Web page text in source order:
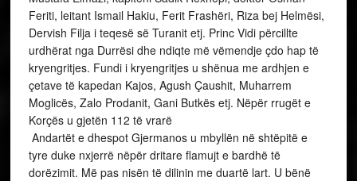
Feriti, leitant Ismail Hakiu, Ferit Frashëri, Riza bej Helmësi,
Dervish Filja i teqesë së Turanit etj. Princ Vidi përcillte
urdhërat nga Durrësi dhe ndiqte më vëmendje çdo hap të
kryengritjes. Fundi i kryengritjes u shënua me ardhjen e
çetave të kapedan Kajos, Agush Çaushit, Muharrem
Moglicës, Zalo Prodanit, Gani Butkës etj. Nëpër rrugët e
Korçës u gjetën 112 të vrarë
Andartët e dhespot Gjermanos u mbyllën në shtëpitë e
tyre duke nxjerrë nëpër dritare flamujt e bardhë të
dorëzimit. Më pas nisën të dilinin me duartë lart. U bënë